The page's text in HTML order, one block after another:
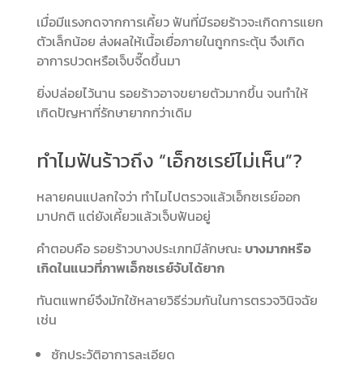
เมื่อมีแรงกดจากการเคี้ยว ฟันที่มีรอยร้าวจะเกิดการแยก
ตัวเล็กน้อย ส่งผลให้เนื้อเยื่อภายในถูกกระตุ้น จึงเกิด
อาการปวดหรือเจ็บจี๊ดขึ้นมา
ยิ่งปล่อยไว้นาน รอยร้าวอาจขยายตัวมากขึ้น จนทำให้
เกิดปัญหาที่รักษายากกว่าเดิม
ทำไมฟันร้าวถึง “เอ็กซเรย์ไม่เห็น”?
หลายคนแปลกใจว่า ทำไมไปตรวจแล้วเอ็กซเรย์ออก
มาปกติ แต่ยังเคี้ยวแล้วเจ็บฟันอยู่
คำตอบคือ รอยร้าวบางประเภทมีลักษณะ บางมากหรือ
เกิดในแนวที่ภาพเอ็กซเรย์จับได้ยาก
ทันตแพทย์จึงมักใช้หลายวิธีร่วมกันในการตรวจวินิจฉัย
เช่น
ซักประวัติอาการละเอียด